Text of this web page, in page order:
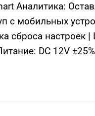
Аналитика:
с мобильных
сброса настроек
DC 12V